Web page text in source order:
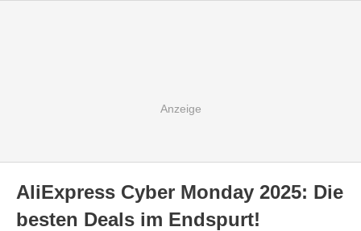
AliExpress Cyber Monday 2025: Die
besten Deals im Endspurt!